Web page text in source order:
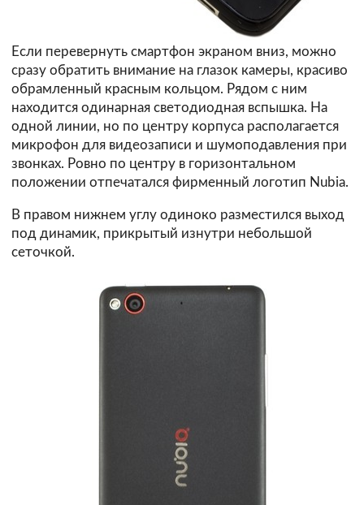
Если перевернуть смартфон экраном вниз, можно
сразу обратить внимание на глазок камеры, красиво
обрамленный красным кольцом. Рядом с ним
находится одинарная светодиодная вспышка. На
одной линии, но по центру корпуса располагается
микрофон для видеозаписи и шумоподавления при
звонках. Ровно по центру в горизонтальном
положении отпечатался фирменный логотип Nubia.
В правом нижнем углу одиноко разместился выход
под динамик, прикрытый изнутри небольшой
сеточкой.